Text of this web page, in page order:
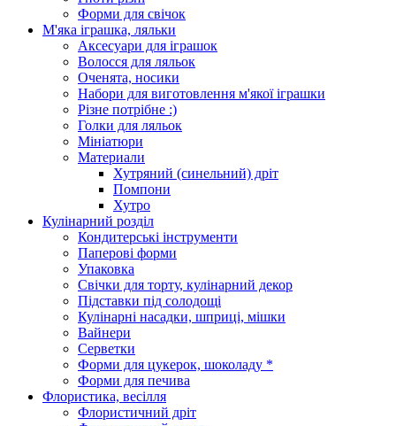
Форми для свічок
М'яка іграшка, ляльки
Аксесуари для іграшок
Волосся для ляльок
Оченята, носики
Набори для виготовлення м'якої іграшки
Різне потрібне :)
Голки для ляльок
Мініатюри
Материали
Хутряний (синельний) дріт
Помпони
Хутро
Кулінарний розділ
Кондитерські інструменти
Паперові форми
Упаковка
Свічки для торту, кулінарний декор
Підставки під солодощі
Кулінарні насадки, шприці, мішки
Вайнери
Серветки
Форми для цукерок, шоколаду *
Форми для печива
Флористика, весілля
Флористичний дріт